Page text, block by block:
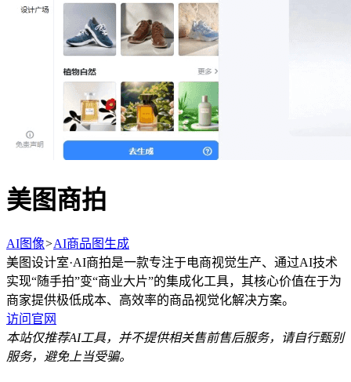
美图商拍
AI图像>AI商品图生成
美图设计室·AI商拍是一款专注于电商视觉生产、通过AI技术
实现“随手拍”变“商业大片”的集成化工具，其核心价值在于为
商家提供极低成本、高效率的商品视觉化解决方案。
访问官网
本站仅推荐AI工具，并不提供相关售前售后服务，请自行甄别
服务，避免上当受骗。